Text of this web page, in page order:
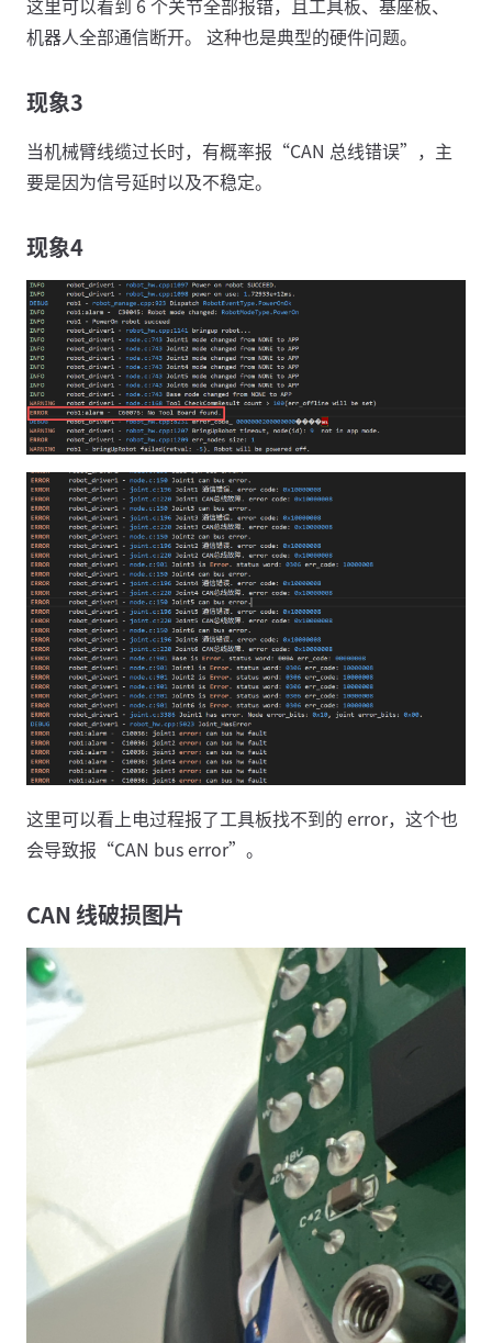
机器人全部通信断开。 这种也是典型的硬件问题。
现象3
当机械臂线缆过长时，有概率报“CAN 总线错误”，主
要是因为信号延时以及不稳定。
现象4
这里可以看上电过程报了工具板找不到的 error，这个也
会导致报“CAN bus error”。
CAN 线破损图片